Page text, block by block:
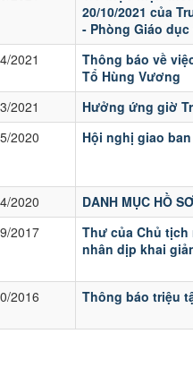
20/10/2021 của
- Phòng Giáo
2021
Thông báo về
Tổ Hùng Vương
2021 Hưởng ứng giờ
2020 Hội nghị giao
2020 DANH MỤC HỒ
2017
Thư của Chủ
nhân dịp khai
2016 Thông báo triệu